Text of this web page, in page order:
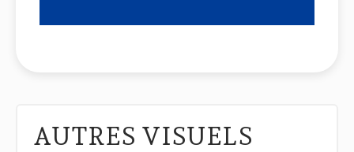
AUTRES VISUELS